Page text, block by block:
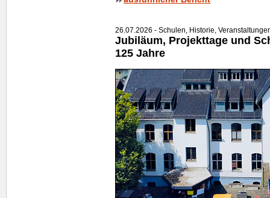
26.07.2026 - Schulen, Historie,
Jubiläum, Projekttage und
125 Jahre